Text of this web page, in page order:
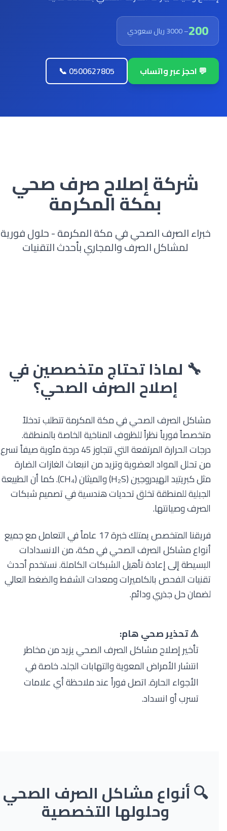
200– 3000 ريال سعودي
💬 احجز عبر واتساب 📞 0500627805
شركة إصلاح صرف صحي
بمكة المكرمة
خبراء الصرف الصحي في مكة المكرمة - حلول فورية
لمشاكل الصرف والمجاري بأحدث التقنيات
🔧 لماذا تحتاج متخصصين في
إصلاح الصرف الصحي؟
مشاكل الصرف الصحي في مكة المكرمة تتطلب تدخلاً
متخصصاً فورياً نظراً للظروف المناخية الخاصة بالمنطقة.
درجات الحرارة المرتفعة التي تتجاوز 45 درجة مئوية صيفاً تسرع
من تحلل المواد العضوية وتزيد من انبعاث الغازات الضارة
مثل كبريتيد الهيدروجين (H₂S) والميثان (CH₄). كما أن الطبيعة
الجبلية للمنطقة تخلق تحديات هندسية في تصميم شبكات
الصرف وصيانتها.
فريقنا المتخصص يمتلك خبرة 17 عاماً في التعامل مع جميع
أنواع مشاكل الصرف الصحي في مكة، من الانسدادات
البسيطة إلى إعادة تأهيل الشبكات الكاملة. نستخدم أحدث
تقنيات الفحص بالكاميرات ومعدات الشفط والضغط العالي
لضمان حل جذري ودائم.
⚠️ تحذير صحي هام:
تأخير إصلاح مشاكل الصرف الصحي يزيد من مخاطر
انتشار الأمراض المعوية والتهابات الجلد، خاصة في
الأجواء الحارة. اتصل فوراً عند ملاحظة أي علامات
تسرب أو انسداد.
🔍 أنواع مشاكل الصرف الصحي
وحلولها التخصصية